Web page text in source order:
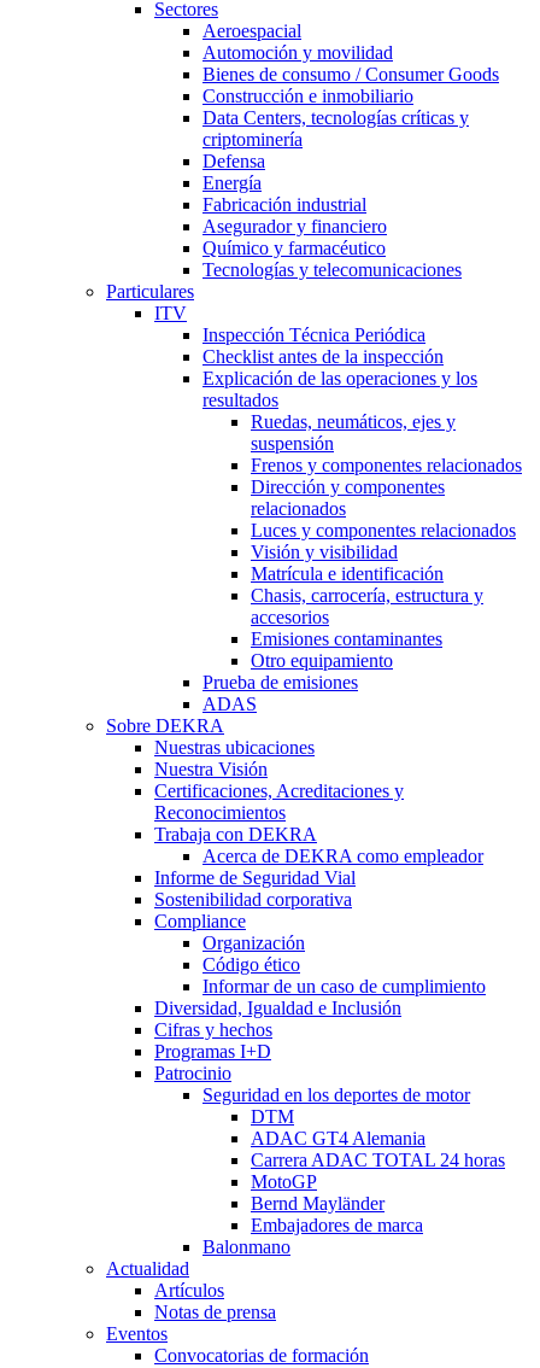
Sectores
Aeroespacial
Automoción y movilidad
Bienes de consumo / Consumer Goods
Construcción e inmobiliario
Data Centers, tecnologías críticas y
criptominería
Defensa
Energía
Fabricación industrial
Asegurador y financiero
Químico y farmacéutico
Tecnologías y telecomunicaciones
Particulares
ITV
Inspección Técnica Periódica
Checklist antes de la inspección
Explicación de las operaciones y los
resultados
Ruedas, neumáticos, ejes y
suspensión
Frenos y componentes relacionados
Dirección y componentes
relacionados
Luces y componentes relacionados
Visión y visibilidad
Matrícula e identificación
Chasis, carrocería, estructura y
accesorios
Emisiones contaminantes
Otro equipamiento
Prueba de emisiones
ADAS
Sobre DEKRA
Nuestras ubicaciones
Nuestra Visión
Certificaciones, Acreditaciones y
Reconocimientos
Trabaja con DEKRA
Acerca de DEKRA como empleador
Informe de Seguridad Vial
Sostenibilidad corporativa
Compliance
Organización
Código ético
Informar de un caso de cumplimiento
Diversidad, Igualdad e Inclusión
Cifras y hechos
Programas I+D
Patrocinio
Seguridad en los deportes de motor
DTM
ADAC GT4 Alemania
Carrera ADAC TOTAL 24 horas
MotoGP
Bernd Mayländer
Embajadores de marca
Balonmano
Actualidad
Artículos
Notas de prensa
Eventos
Convocatorias de formación